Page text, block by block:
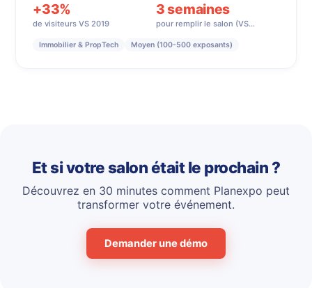
+33%
de visiteurs VS 2019
3 semaines
pour remplir le salon (VS…
Immobilier & PropTech Moyen (100-500 exposants)
Et si votre salon était le prochain ?
Découvrez en 30 minutes comment Planexpo peut
transformer votre événement.
Demander une démo